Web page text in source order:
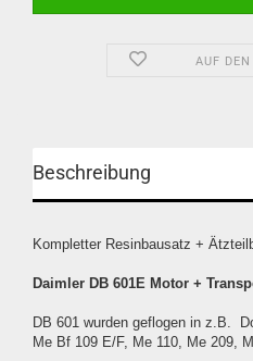
AUF
Beschreibung
Kompletter Resinbausatz +
Daimler DB 601E Motor +
DB 601 wurden geflogen in z.B.
Me Bf 109 E/F, Me 110, Me 209,